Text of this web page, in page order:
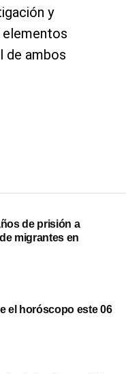
y
elementos
de ambos
de prisión a
migrantes en
el horóscopo este 06